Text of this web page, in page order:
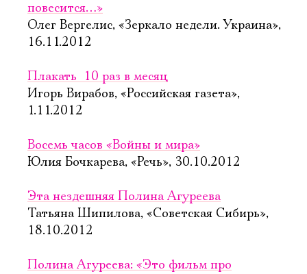
повесится…»
Олег Вергелис, «Зеркало недели. Украина»,
16.11.2012
Плакать  10 раз в месяц
Игорь Вирабов, «Российская газета»,
1.11.2012
Восемь часов «Войны и мира»
Юлия Бочкарева, «Речь», 30.10.2012
Эта нездешняя Полина Агуреева
Татьяна Шипилова, «Советская Сибирь»,
18.10.2012
Полина Агуреева: «Это фильм про